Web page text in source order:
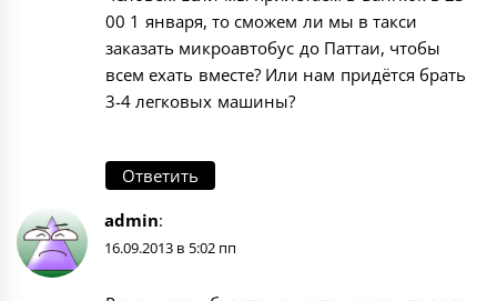
00 1 января, то сможем ли мы в такси
заказать микроавтобус до Паттаи, чтобы
всем ехать вместе? Или нам придётся брать
3-4 легковых машины?
Ответить
admin:
16.09.2013 в 5:02 пп